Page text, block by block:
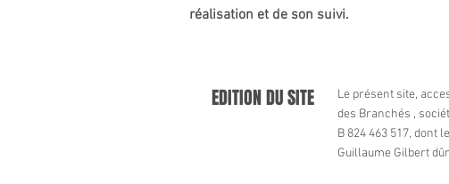
réalisation et de son suivi.
EDITION DU SITE Le présent site,
des Branchés ,
B 824 463 517, dont
Guillaume Gilbert